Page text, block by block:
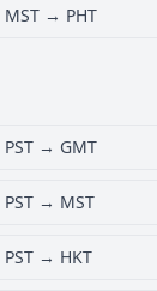
MST → PHT
PST → GMT
PST → MST
PST → HKT